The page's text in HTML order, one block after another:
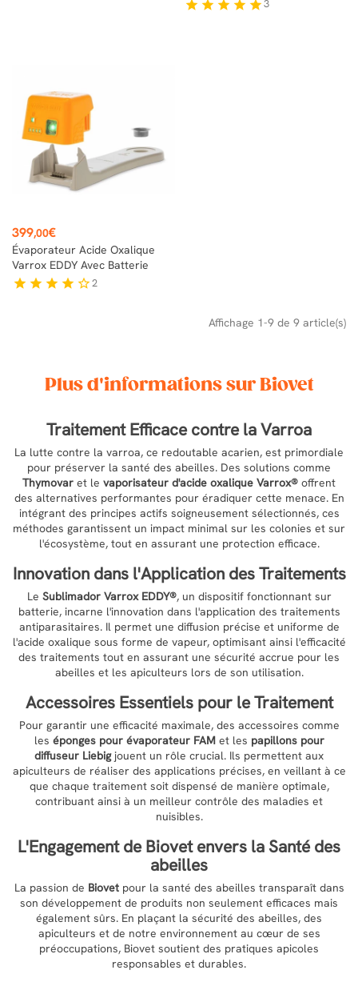
star star star star star3
Prix
399,00€
Évaporateur Acide Oxalique
Varrox EDDY Avec Batterie
star star star star star_border2
Affichage 1-9 de 9 article(s)
Plus d'informations sur Biovet
Traitement Efficace contre la Varroa
La lutte contre la varroa, ce redoutable acarien, est primordiale
pour préserver la santé des abeilles. Des solutions comme
Thymovar et le vaporisateur d'acide oxalique Varrox® offrent
des alternatives performantes pour éradiquer cette menace. En
intégrant des principes actifs soigneusement sélectionnés, ces
méthodes garantissent un impact minimal sur les colonies et sur
l'écosystème, tout en assurant une protection efficace.
Innovation dans l'Application des Traitements
Le Sublimador Varrox EDDY®, un dispositif fonctionnant sur
batterie, incarne l'innovation dans l'application des traitements
antiparasitaires. Il permet une diffusion précise et uniforme de
l'acide oxalique sous forme de vapeur, optimisant ainsi l'efficacité
des traitements tout en assurant une sécurité accrue pour les
abeilles et les apiculteurs lors de son utilisation.
Accessoires Essentiels pour le Traitement
Pour garantir une efficacité maximale, des accessoires comme
les éponges pour évaporateur FAMet les papillons pour
diffuseur Liebigjouent un rôle crucial. Ils permettent aux
apiculteurs de réaliser des applications précises, en veillant à ce
que chaque traitement soit dispensé de manière optimale,
contribuant ainsi à un meilleur contrôle des maladies et
nuisibles.
L'Engagement deBiovetenvers la Santé des
abeilles
La passion de Biovetpour la santé des abeilles transparaît dans
son développement de produits non seulement efficaces mais
également sûrs. En plaçant la sécurité des abeilles, des
apiculteurs et de notre environnement au cœur de ses
préoccupations, Biovet soutient des pratiques apicoles
responsables et durables.